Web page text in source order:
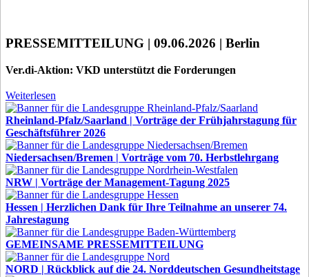
PRESSEMITTEILUNG | 09.06.2026 | Berlin
Ver.di-Aktion: VKD unterstützt die Forderungen
Weiterlesen
Rheinland-Pfalz/Saarland | Vorträge der Frühjahrstagung für
Geschäftsführer 2026
Niedersachsen/Bremen | Vorträge vom 70. Herbstlehrgang
NRW | Vorträge der Management-Tagung 2025
Hessen | Herzlichen Dank für Ihre Teilnahme an unserer 74.
Jahrestagung
GEMEINSAME PRESSEMITTEILUNG
NORD | Rückblick auf die 24. Norddeutschen Gesundheitstage